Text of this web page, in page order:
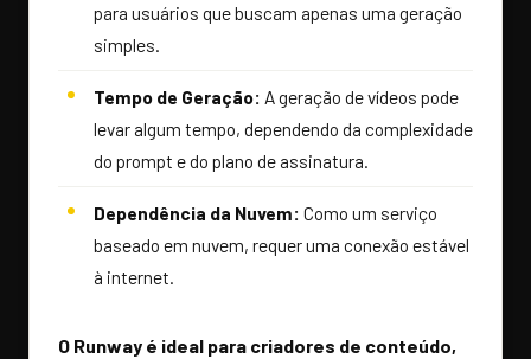
para usuários que buscam apenas uma geração
simples.
Tempo de Geração: A geração de vídeos pode
levar algum tempo, dependendo da complexidade
do prompt e do plano de assinatura.
Dependência da Nuvem: Como um serviço
baseado em nuvem, requer uma conexão estável
à internet.
O Runway é ideal para criadores de conteúdo,